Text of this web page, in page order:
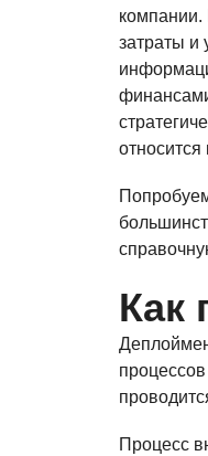
компании.
затраты и
Как
Процесс